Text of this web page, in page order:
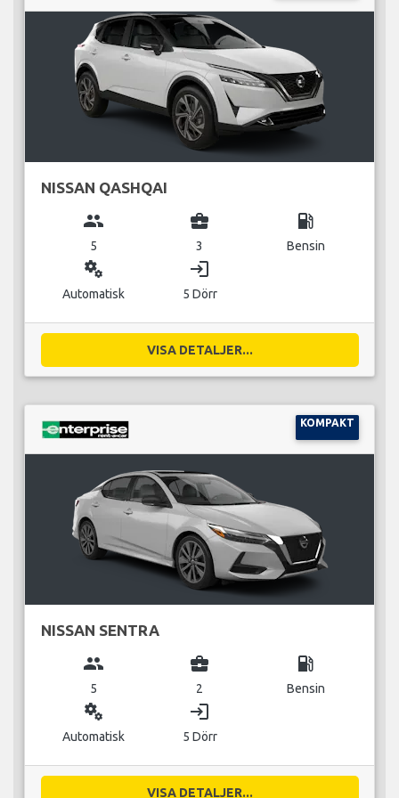
NISSAN QASHQAI
group
5
business_center
3
local_gas_station
Bensin
miscellaneous_services
Automatisk
login
5 Dörr
VISA DETALJER...
KOMPAKT
NISSAN SENTRA
group
5
business_center
2
local_gas_station
Bensin
miscellaneous_services
Automatisk
login
5 Dörr
VISA DETALJER...